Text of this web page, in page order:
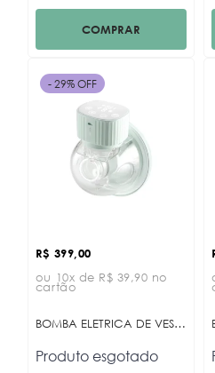
COMPRAR
R$ 399,00
ou 10x de R$ 39,90 no
cartão
- 29% OFF
BOMBA ELETRICA DE VESTIR NOA MINT KB
Produto esgotado